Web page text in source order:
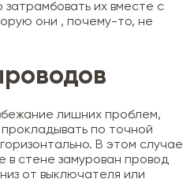
их вместе с
они , почему-то, не
лишних проблем,
по точной
В этом случае
в стене замурован провод
от выключателя или